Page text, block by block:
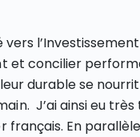
vers
et concilier
durable se nourrit
J’ai ainsi eu
français. En